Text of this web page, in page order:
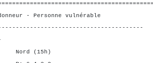
- Personne vulnérable